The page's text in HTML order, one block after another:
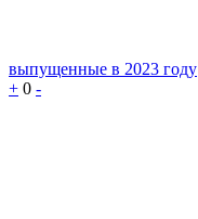
выпущенные в 2023 году
+ 0 -